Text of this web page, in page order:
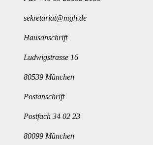
sekretariat@mgh.de
Hausanschrift
Ludwigstrasse 16
80539 München
Postanschrift
Postfach 34 02 23
80099 München